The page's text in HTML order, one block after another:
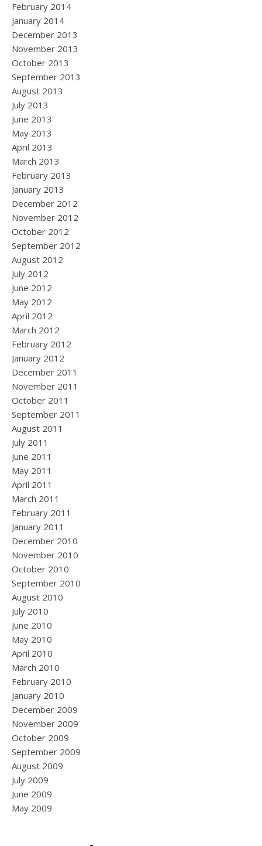
February 2014
January 2014
December 2013
November 2013
October 2013
September 2013
August 2013
July 2013
June 2013
May 2013
April 2013
March 2013
February 2013
January 2013
December 2012
November 2012
October 2012
September 2012
August 2012
July 2012
June 2012
May 2012
April 2012
March 2012
February 2012
January 2012
December 2011
November 2011
October 2011
September 2011
August 2011
July 2011
June 2011
May 2011
April 2011
March 2011
February 2011
January 2011
December 2010
November 2010
October 2010
September 2010
August 2010
July 2010
June 2010
May 2010
April 2010
March 2010
February 2010
January 2010
December 2009
November 2009
October 2009
September 2009
August 2009
July 2009
June 2009
May 2009